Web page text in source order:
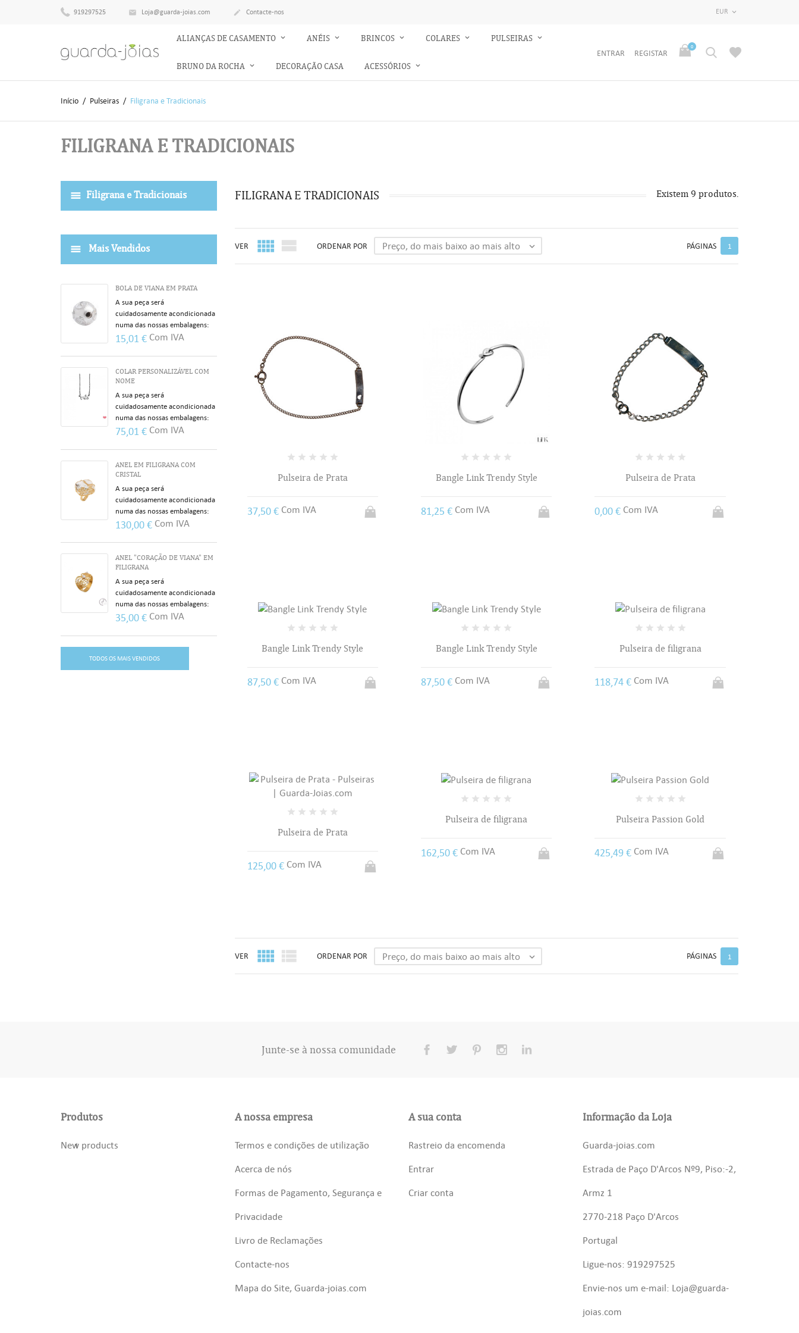
919297525  Loja@guarda-joias.com  Contacte-nos EUR 
ALIANÇAS DE CASAMENTO ANÉIS BRINCOS COLARES PULSEIRAS
BRUNO DA ROCHA DECORAÇÃO CASA ACESSÓRIOS
ENTRAR REGISTAR
0
Início Pulseiras Filigrana e Tradicionais
FILIGRANA E TRADICIONAIS
Filigrana e Tradicionais
Mais Vendidos
BOLA DE VIANA EM PRATA
A sua peça será
cuidadosamente acondicionada
numa das nossas embalagens:
15,01 € Com IVA
COLAR PERSONALIZÁVEL COM
NOME
A sua peça será
cuidadosamente acondicionada
numa das nossas embalagens:
75,01 € Com IVA
ANEL EM FILIGRANA COM
CRISTAL
A sua peça será
cuidadosamente acondicionada
numa das nossas embalagens:
130,00 € Com IVA
ANEL "CORAÇÃO DE VIANA" EM
FILIGRANA
A sua peça será
cuidadosamente acondicionada
numa das nossas embalagens:
35,00 € Com IVA
TODOS OS MAIS VENDIDOS
FILIGRANA E TRADICIONAIS Existem 9 produtos.
VER   ORDENAR POR Preço, do mais baixo ao mais alto  PÁGINAS 1
Pulseira de Prata
37,50 € Com IVA
Bangle Link Trendy Style
81,25 € Com IVA
Pulseira de Prata
0,00 € Com IVA
Bangle Link Trendy Style
87,50 € Com IVA
Bangle Link Trendy Style
87,50 € Com IVA
Pulseira de filigrana
118,74 € Com IVA
Pulseira de Prata
125,00 € Com IVA
Pulseira de filigrana
162,50 € Com IVA
Pulseira Passion Gold
425,49 € Com IVA
VER   ORDENAR POR Preço, do mais baixo ao mais alto  PÁGINAS 1
Junte-se à nossa comunidade
Produtos
New products
A nossa empresa
Termos e condições de utilização
Acerca de nós
Formas de Pagamento, Segurança e
Privacidade
Livro de Reclamações
Contacte-nos
Mapa do Site, Guarda-joias.com
A sua conta
Rastreio da encomenda
Entrar
Criar conta
Informação da Loja
Guarda-joias.com
Estrada de Paço D'Arcos Nº9, Piso:-2,
Armz 1
2770-218 Paço D'Arcos
Portugal
Ligue-nos: 919297525
Envie-nos um e-mail: Loja@guarda-
joias.com
AS MINHAS LISTAS DE DESEJOS
((MODALTITLE))
ENTRAR